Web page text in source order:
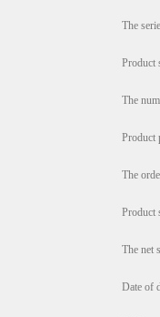
The
Product
The
Product
The
Product
The net
Date of